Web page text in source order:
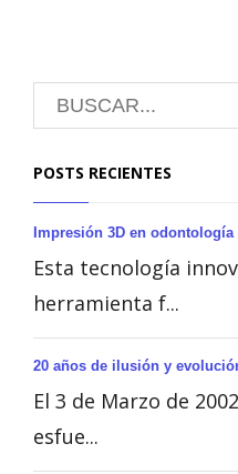
POSTS RECIENTES
Impresión 3D en odontología
Esta tecnología
herramienta f...
20 años de ilusión y
El 3 de Marzo de
esfue...